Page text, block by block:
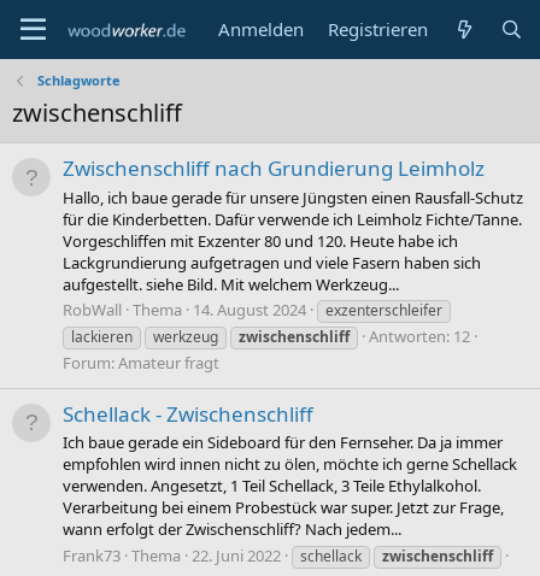
Anmelden Registrieren
Schlagworte
zwischenschliff
Zwischenschliff nach Grundierung Leimholz
Hallo, ich baue gerade für unsere Jüngsten einen Rausfall-Schutz
für die Kinderbetten. Dafür verwende ich Leimholz Fichte/Tanne.
Vorgeschliffen mit Exzenter 80 und 120. Heute habe ich
Lackgrundierung aufgetragen und viele Fasern haben sich
aufgestellt. siehe Bild. Mit welchem Werkzeug...
RobWall Thema 14. August 2024
exzenterschleifer
lackieren
werkzeug zwischenschliff
Antworten: 12
Forum:Amateur fragt
Schellack - Zwischenschliff
Ich baue gerade ein Sideboard für den Fernseher. Da ja immer
empfohlen wird innen nicht zu ölen, möchte ich gerne Schellack
verwenden. Angesetzt, 1 Teil Schellack, 3 Teile Ethylalkohol.
Verarbeitung bei einem Probestück war super. Jetzt zur Frage,
wann erfolgt der Zwischenschliff? Nach jedem...
Frank73 Thema 22. Juni 2022 schellack zwischenschliff